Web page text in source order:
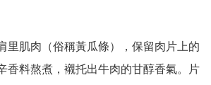
里肌肉（俗稱黃瓜條），保留肉片上的
香料熬煮，襯托出牛肉的甘醇香氣。片